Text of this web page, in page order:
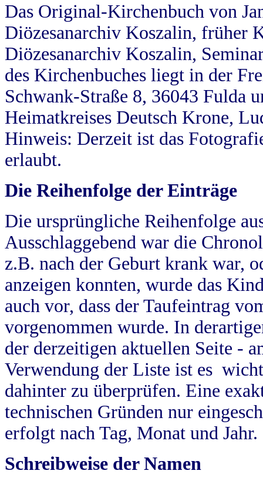
Das Original-Kirchenbuch von
Diözesanarchiv Koszalin, früher
Diözesanarchiv Koszalin,
des Kirchenbuches liegt in der
Schwank-Straße 8, 36043 Fulda
Heimatkreises Deutsch Krone,
Hinweis: Derzeit ist das
erlaubt.
Die Reihenfolge der Einträge
Die ursprüngliche Reihenfolge
Ausschlaggebend war die
z.B. nach der Geburt krank war,
anzeigen konnten, wurde das
auch vor, dass der Taufeintrag
vorgenommen wurde. In
der derzeitigen aktuellen Seite -
Verwendung der Liste ist es
dahinter zu überprüfen. Eine
technischen Gründen nur
erfolgt nach Tag, Monat und Jahr.
Schreibweise der Namen